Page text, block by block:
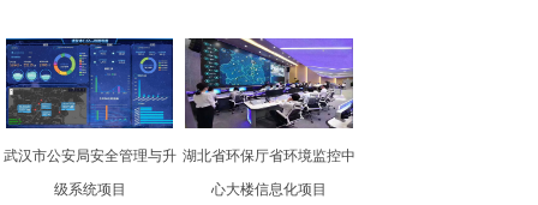
武汉市公安局安全管理与升
级系统项目
湖北省环保厅省环境监控中
心大楼信息化项目